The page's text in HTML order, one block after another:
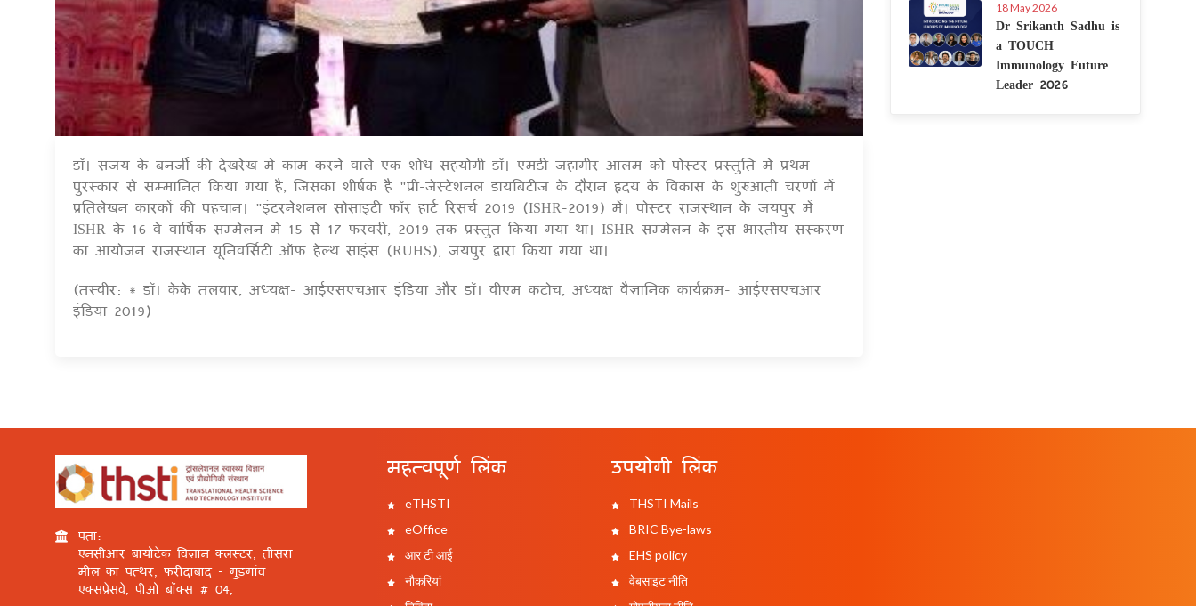
16 Jul 2020
डॉ। संजय के बनर्जी की देखरेख में काम करने वाले एक शोध सहयोगी डॉ। एमडी जहांगीर आलम को पोस्टर प्रस्तुति में प्रथम
पुरस्कार से सम्मानित किया गया है, जिसका शीर्षक है "प्री-जेस्टेशनल डायबिटीज के दौरान हृदय के विकास के शुरुआती चरणों में
प्रतिलेखन कारकों की पहचान। "इंटरनेशनल सोसाइटी फॉर हार्ट रिसर्च 2019 (ISHR-2019) में। पोस्टर राजस्थान के जयपुर में
ISHR के 16 वें वार्षिक सम्मेलन में 15 से 17 फरवरी, 2019 तक प्रस्तुत किया गया था। ISHR सम्मेलन के इस भारतीय संस्करण
का आयोजन राजस्थान यूनिवर्सिटी ऑफ हेल्थ साइंस (RUHS), जयपुर द्वारा किया गया था।
(तस्वीर: * डॉ। केके तलवार, अध्यक्ष- आईएसएचआर इंडिया और डॉ। वीएम कटोच, अध्यक्ष वैज्ञानिक कार्यक्रम- आईएसएचआर
इंडिया 2019)
18 May 2026
Dr Srikanth Sadhu is
a TOUCH
Immunology Future
Leader 2026
पता:
एनसीआर बायोटेक विज्ञान क्लस्टर, तीसरा
मील का पत्थर, फरीदाबाद - गुड़गांव
एक्सप्रेसवे, पीओ बॉक्स # 04,
महत्वपूर्ण लिंक
eTHSTI
eOffice
आर टी आई
नौकरियां
उपयोगी लिंक
THSTI Mails
BRIC Bye-laws
EHS policy
वेबसाइट नीति